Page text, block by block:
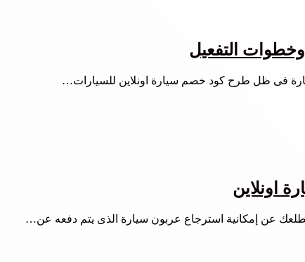
التفعيل
فى ظل طرح كود خصم سيارة اونلاين للسيارات…
اونلاين